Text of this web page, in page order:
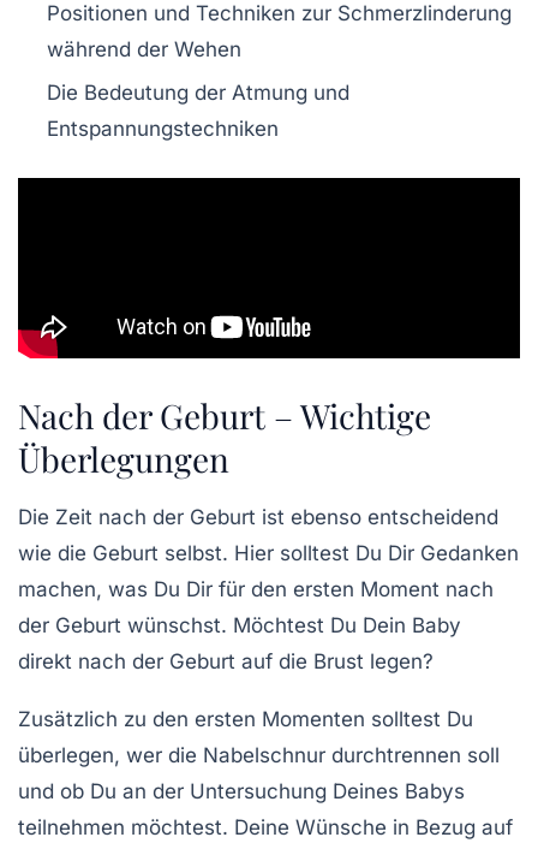
Positionen und Techniken zur Schmerzlinderung
während der Wehen
Die Bedeutung der Atmung und
Entspannungstechniken
Nach der Geburt – Wichtige
Überlegungen
Die Zeit nach der Geburt ist ebenso entscheidend
wie die Geburt selbst. Hier solltest Du Dir Gedanken
machen, was Du Dir für den ersten Moment nach
der Geburt wünschst. Möchtest Du Dein Baby
direkt nach der Geburt auf die Brust legen?
Zusätzlich zu den ersten Momenten solltest Du
überlegen, wer die Nabelschnur durchtrennen soll
und ob Du an der Untersuchung Deines Babys
teilnehmen möchtest. Deine Wünsche in Bezug auf